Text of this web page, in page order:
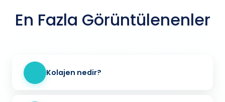
En Fazla Görüntülenenler
Kolajen nedir?